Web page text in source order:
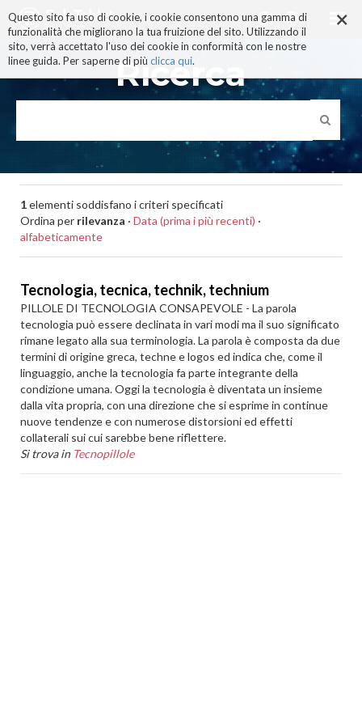
×
Questo sito fa uso di cookie, i cookie consentono una gamma di
funzionalità che migliorano la tua fruizione del sito. Utilizzando il
sito, verrà accettato l'uso dei cookie in conformità con le nostre
linee guida. Per saperne di più clicca qui.
ai
contenuti.
|
alla
navigazione
Ricerca
1elementi soddisfano i criteri specificati
Ordina per rilevanza · Data (prima i più recenti) ·
alfabeticamente
Tecnologia, tecnica, technik, technium
PILLOLE DI TECNOLOGIA CONSAPEVOLE - La parola
tecnologia può essere declinata in vari modi ma il suo significato
rimane legato alla sua terminologia. La parola è composta da due
termini di origine greca, techne e logos ed indica che, come il
linguaggio, anche la tecnologia fa parte integrante della
condizione umana. Oggi la tecnologia è diventata un insieme
dalla vita propria, con una direzione che si esprime in continue
nuove tendenze e con numerose distorsioni ed effetti
collaterali sui cui sarebbe bene riflettere.
Si trova in Tecnopillole